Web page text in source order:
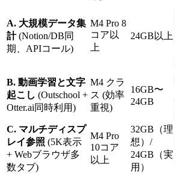
A. 大規模データ集
計(Notion/DB同
期、APIコール)
M4 Pro 8
コア以
上
24GB以上
B. 動画学習と文字
起こし (Outschool +
Otter.ai同時利用)
M4 クラ
ス (効率
重視)
16GB〜
24GB
C. マルチディスプ
レイ参照 (5K表示
+ Webブラウザ多
数タブ)
M4 Pro
10コア
以上
32GB（理
想）/
24GB（実
用）